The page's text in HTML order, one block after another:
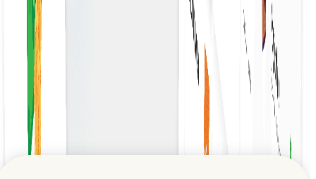
گزارش تفصیلی
گزارش‌های جامعی در مورد سفارشات خرید ایجاد کنید تا عملکرد را
تجزیه و تحلیل کرده و روندها را شناسایی کنید.
بازار ما را کاوش کنید
توانمندسازی رشد جهانی B2B
به شبکه‌ای قابل اعتماد بپیوندید که آینده تجارت را شکل می‌دهد
ثبت‌نام رایگان